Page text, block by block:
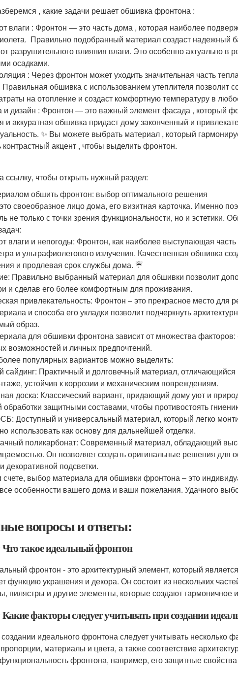
, какие задачи решает обшивка фронтона :
влаги : Фронтон — это часть дома , которая наиболее
Правильно подобранный материал создаст надежный
разрушительного влияния влаги. Это особенно актуально
осадками.
: Через фронтон может уходить значительная часть
Правильная обшивка с использованием утеплителя позволит
на отопление и создаст комфортную температуру в
и дизайн : Фронтон — это важный элемент фасада , который
и аккуратная обшивка придаст дому законченный и
✨ Вы можете выбрать материал , который
контрастный акцент , чтобы выделить фронтон.
ссылку, чтобы открыть нужный раздел:
обшить фронтон: выбор оптимального решения
своеобразное лицо дома, его визитная карточка. Именно
не только с точки зрения функциональности, но и эстетики.
влаги и непогоды: Фронтон, как наиболее выступающая
и ультрафиолетового излучения. Качественная обшивка
и продлевая срок службы дома. ☔
Правильно выбранный материал для обшивки позволит
и сделав его более комфортным для проживания.
привлекательность: Фронтон – это прекрасное место для
и способа его укладки позволит подчеркнуть
образ.
для обшивки фронтона зависит от множества факторов:
возможностей и личных предпочтений.
популярных вариантов можно выделить:
сайдинг: Практичный и долговечный материал,
устойчив к коррозии и механическим повреждениям.
доска: Классический вариант, придающий дому уют и
обработки защитными составами, чтобы противостоять
Доступный и универсальный материал, который легко
использовать как основу для дальнейшей отделки.
поликарбонат: Современный материал, обладающий
Он позволяет создать оригинальные решения
декоративной подсветки.
счете, выбор материала для обшивки фронтона – это
особенности вашего дома и ваши пожелания. Удачного
вопросы и ответы:
такое идеальный фронтон
фронтон - это архитектурный элемент, который
функцию украшения и декора. Он состоит из нескольких
пилястры и другие элементы, которые создают гармоничное
факторы следует учитывать при создании
идеального фронтона следует учитывать несколько
материалы и цвета, а также соответствие
фронтона, например, его защитные